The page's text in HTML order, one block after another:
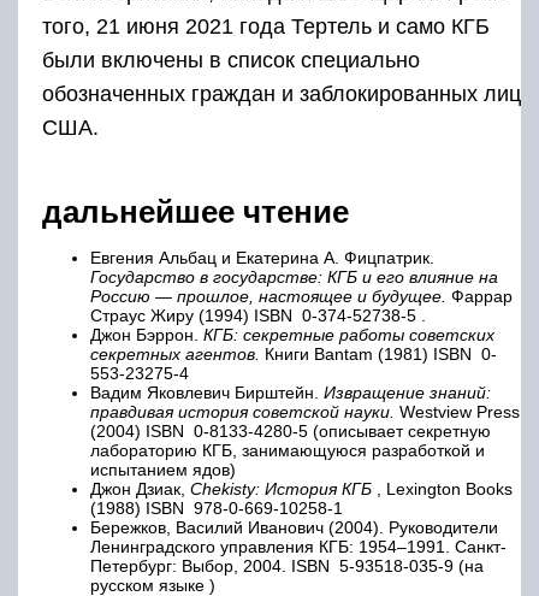
того, 21 июня 2021 года Тертель и само КГБ
были включены в список специально
обозначенных граждан и заблокированных лиц
США.
дальнейшее чтение
Евгения Альбац и Екатерина А. Фицпатрик.
Государство в государстве: КГБ и его влияние на
Россию — прошлое, настоящее и будущее. Фаррар
Страус Жиру (1994) ISBN 0-374-52738-5 .
Джон Бэррон. КГБ: секретные работы советских
секретных агентов. Книги Bantam (1981) ISBN 0-
553-23275-4
Вадим Яковлевич Бирштейн. Извращение знаний:
правдивая история советской науки. Westview Press
(2004) ISBN 0-8133-4280-5 (описывает секретную
лабораторию КГБ, занимающуюся разработкой и
испытанием ядов)
Джон Дзиак, Chekisty: История КГБ , Lexington Books
(1988) ISBN 978-0-669-10258-1
Бережков, Василий Иванович (2004). Руководители
Ленинградского управления КГБ: 1954–1991. Санкт-
Петербург: Выбор, 2004. ISBN 5-93518-035-9 (на
русском языке )